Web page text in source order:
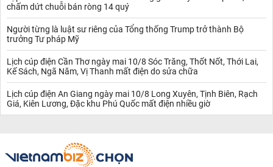
chấm dứt chuỗi bán ròng 14 quý
Người từng là luật sư riêng của Tổng thống Trump trở thành Bộ
trưởng Tư pháp Mỹ
Lịch cúp điện Cần Thơ ngày mai 10/8 Sóc Trăng, Thốt Nốt, Thới Lai,
Kế Sách, Ngã Năm, Vị Thanh mất điện do sửa chữa
Lịch cúp điện An Giang ngày mai 10/8 Long Xuyên, Tịnh Biên, Rạch
Giá, Kiên Lương, Đặc khu Phú Quốc mất điện nhiều giờ